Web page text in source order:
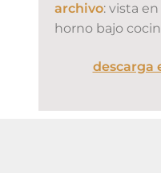
archivo: vista
horno bajo
descarga